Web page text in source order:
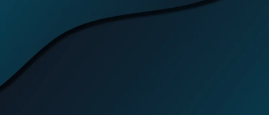
CONSULTORÍA CORPORATIVA
COMUNIDAD FRIEDMAN
SOBRE NOSOTROS